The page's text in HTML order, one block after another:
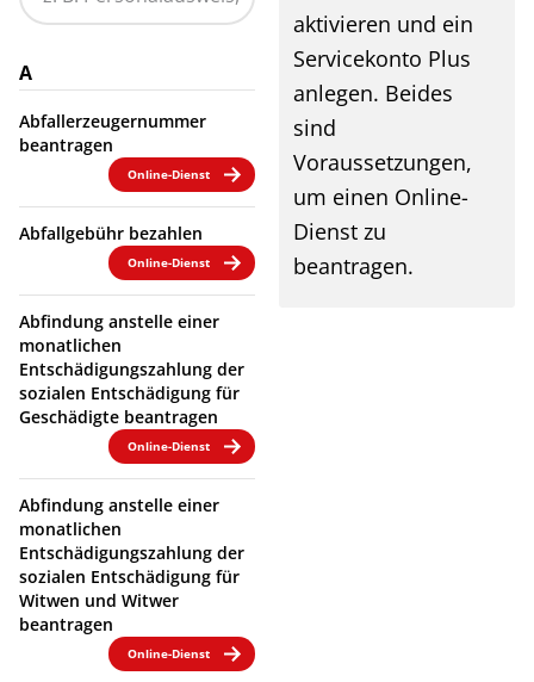
A
Abfallerzeugernummer
beantragen
Online-Dienst
Abfallgebühr bezahlen
Online-Dienst
Abfindung anstelle einer
monatlichen
Entschädigungszahlung der
sozialen Entschädigung für
Geschädigte beantragen
Online-Dienst
Abfindung anstelle einer
monatlichen
Entschädigungszahlung der
sozialen Entschädigung für
Witwen und Witwer
beantragen
Online-Dienst
aktivieren und ein
Servicekonto Plus
anlegen. Beides
sind
Voraussetzungen,
um einen Online-
Dienst zu
beantragen.